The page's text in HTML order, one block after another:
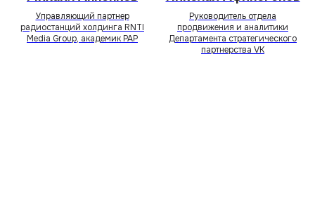
Управляющий партнер
радиостанций холдинга RNTI
Media Group, академик РАР
Руководитель отдела
продвижения и аналитики
Департамента стратегического
партнерства VK